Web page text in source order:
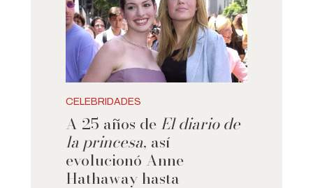
CELEBRIDADES
A 25 años de El diario de
la princesa, así
evolucionó Anne
Hathaway hasta